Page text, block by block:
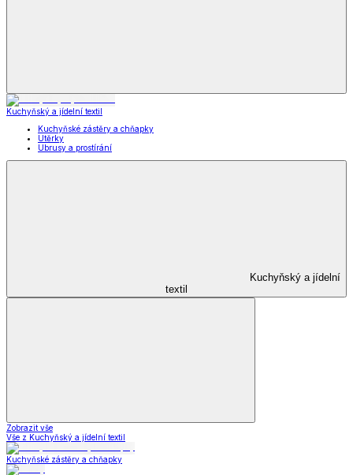
Kuchyňský a jídelní textil
Kuchyňské zástěry a chňapky
Utěrky
Ubrusy a prostírání
Kuchyňský a jídelní
textil
Zobrazit vše
Vše z Kuchyňský a jídelní textil
Kuchyňské zástěry a chňapky